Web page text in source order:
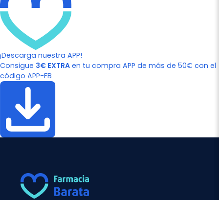
¡Descarga nuestra APP!
Consigue 3€ EXTRA en tu compra APP de más de 50€ con el
código APP-FB